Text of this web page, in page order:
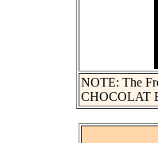
NOTE: The
CHOCOLAT